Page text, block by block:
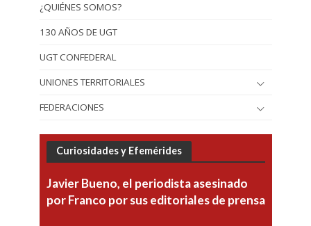
¿QUIÉNES SOMOS?
130 AÑOS DE UGT
UGT CONFEDERAL
UNIONES TERRITORIALES
FEDERACIONES
Curiosidades y Efemérides
Javier Bueno, el periodista asesinado
por Franco por sus editoriales de prensa